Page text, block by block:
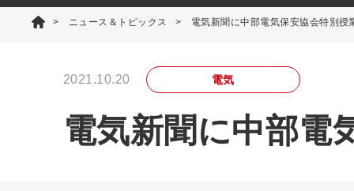
ニュース＆トピックス 電気新聞に中部電気保安協会特別授
2021.10.20 電気
電気新聞に中部電